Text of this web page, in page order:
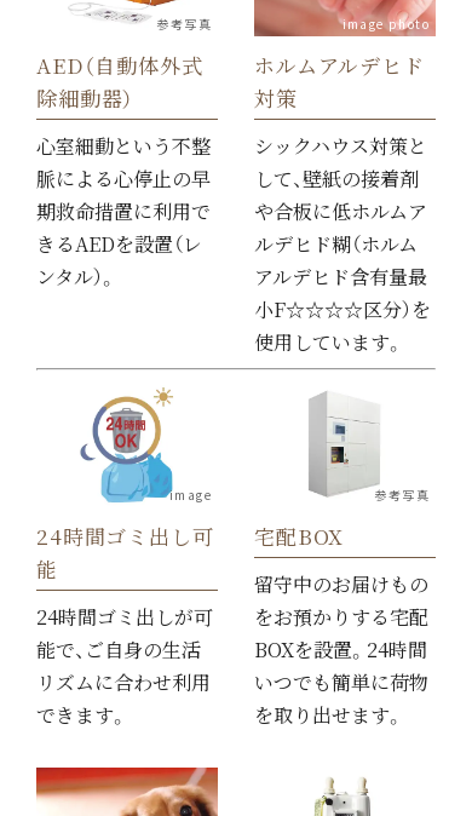
LINE登録する
資料を取り寄せる
来場予約する
営業時間
定休日
水・木曜日（祝日は営業）
（夏季・年末年始休暇あり）
0120-1248-36
参考写真
AED（自動体外式
除細動器）
心室細動という不整
脈による心停止の早
期救命措置に利用で
きるAEDを設置（レ
ンタル）。
image photo
ホルムアルデヒド
対策
シックハウス対策と
して、壁紙の接着剤
や合板に低ホルムア
ルデヒド糊（ホルム
アルデヒド含有量最
小F☆☆☆☆区分）を
使用しています。
image
24時間ゴミ出し可
能
24時間ゴミ出しが可
能で、ご自身の生活
リズムに合わせ利用
できます。
参考写真
宅配BOX
留守中のお届けもの
をお預かりする宅配
BOXを設置。24時間
いつでも簡単に荷物
を取り出せます。